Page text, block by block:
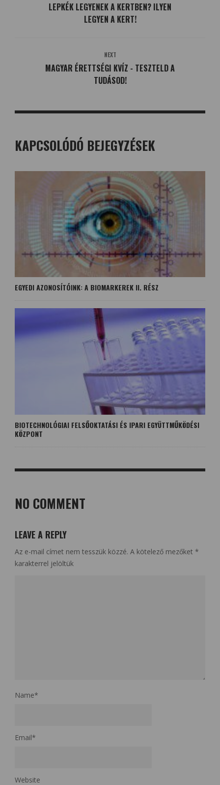
LEPKÉK LEGYENEK A KERTBEN? ILYEN
LEGYEN A KERT!
NEXT
MAGYAR ÉRETTSÉGI KVÍZ - TESZTELD A
TUDÁSOD!
KAPCSOLÓDÓ BEJEGYZÉSEK
EGYEDI AZONOSÍTÓINK: A BIOMARKEREK II. RÉSZ
BIOTECHNOLÓGIAI FELSŐOKTATÁSI ÉS IPARI EGYÜTTMŰKÖDÉSI
KÖZPONT
NO COMMENT
LEAVE A REPLY
Az e-mail címet nem tesszük közzé. A kötelező mezőket *
karakterrel jelöltük
Name*
Email*
Website